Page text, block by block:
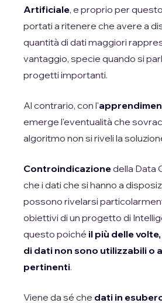
Artificiale, e proprio per
portati a ritenere che avere a
quantità di dati maggiori
vantaggio, specie quando si
progetti importanti.
Al contrario, con l'
emerge l'eventualità che
algoritmo non si riveli la
Controindicazionedella Data
che i dati che si hanno a
possono rivelarsi
obiettivi di un progetto di
questo poiché il più delle
di dati non sono utilizzabili o
pertinenti.
Viene da sé che dati in